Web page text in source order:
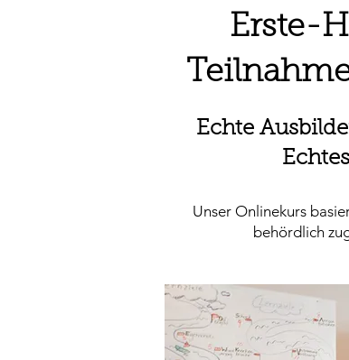
Erste-
Echte
Unser Onlinekurs
behördlich